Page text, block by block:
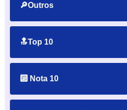
🔎Outros
🔝Top 10
🔟 Nota 10